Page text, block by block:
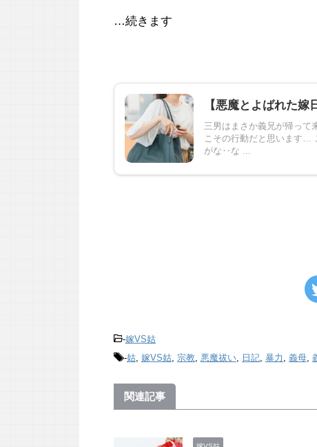
…続きます
【悪魔とよばれた
三男はまさか義兄が帰って
こその行動だと思います…
がな‥な ...
-嫁VS姑
-姑 嫁VS姑 宗教 悪魔祓い 日記 暴力 義母
関連記事